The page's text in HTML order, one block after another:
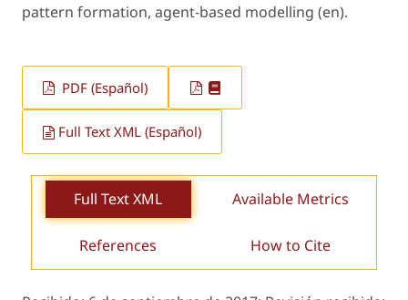
pattern formation, agent-based modelling (en).
PDF (Español)
Full Text XML (Español)
Full Text XML Available Metrics
References How to Cite